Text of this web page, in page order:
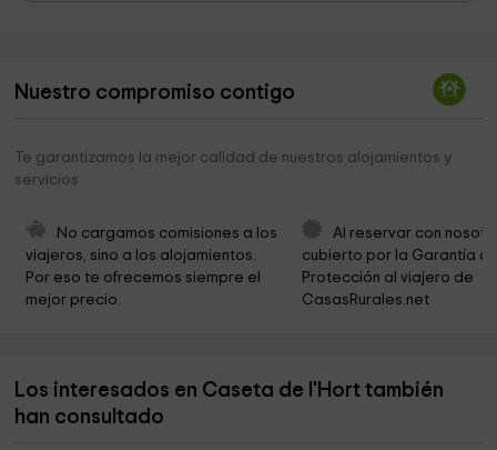
Parròquia 5,0 km
Consell Esportiu de la Terra Alta
Consell Comarcal de la Terra Alta
Terra Alta
Punta Targa. Cruce Cuatro Caminos 6,5 km
Parque municipal 7,5 km
Nuestro compromiso contigo
Te garantizamos la mejor calidad de nuestros alojamientos y
servicios
No cargamos comisiones a los
viajeros, sino a los alojamientos.
Por eso te ofrecemos siempre el
mejor precio.
Al reservar con
cubierto por la Garantía
Protección al viajero de
CasasRurales.net
Los interesados en Caseta de l'Hort también
han consultado